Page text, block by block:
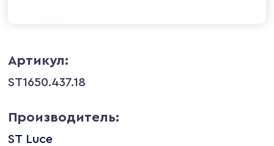
Артикул:
ST1650.437.18
Производитель:
ST Luce